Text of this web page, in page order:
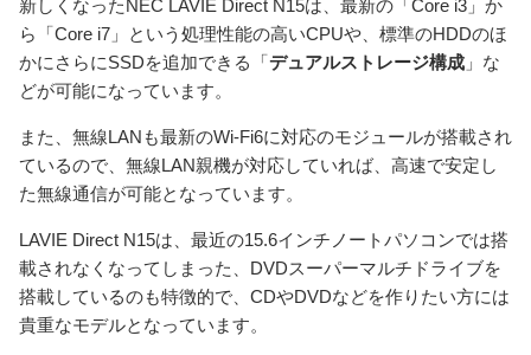
新しくなったNEC LAVIE Direct N15は、最新の「Core i3」か
ら「Core i7」という処理性能の高いCPUや、標準のHDDのほ
かにさらにSSDを追加できる「デュアルストレージ構成 」な
どが可能になっています。
また、無線LANも最新のWi-Fi6に対応のモジュールが搭載され
ているので、無線LAN親機が対応していれば、高速で安定し
た無線通信が可能となっています。
LAVIE Direct N15は、最近の15.6インチノートパソコンでは搭
載されなくなってしまった、DVDスーパーマルチドライブを
搭載しているのも特徴的で、CDやDVDなどを作りたい方には
貴重なモデルとなっています。